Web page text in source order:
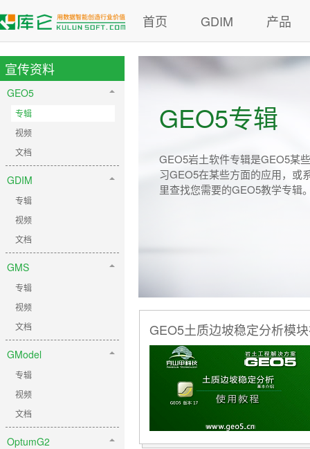
首页 GDIM 产品
宣传资料
GEO5
专辑
视频
文档
GDIM
专辑
视频
文档
GMS
专辑
视频
文档
GModel
专辑
视频
文档
OptumG2
GEO5专辑
GEO5岩土软件专辑是GEO5某
习GEO5在某些方面的应用，或
里查找您需要的GEO5教学专辑
GEO5土质边坡稳定分析模